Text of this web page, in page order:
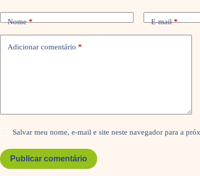
Nome* E-mail*
Adicionar comentário *
Salvar meu nome, e-mail e site neste navegador para a
Publicar comentário